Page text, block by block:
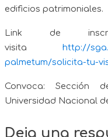
edificios patrimoniales.
Link de
visita http://
palmetum/solicita-tu-
Convoca: Sección
Universidad Nacional
Deja una